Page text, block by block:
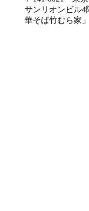
サンリオンビル4
華そば竹むら家